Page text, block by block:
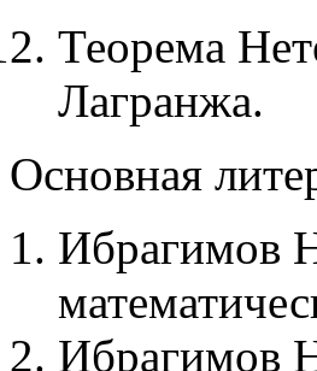
Теорема
Лагранжа.
Основная
Ибрагимов
Ибрагимов